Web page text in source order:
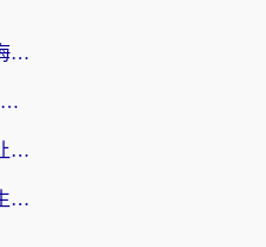
国外可以看央视影音吗知乎？海外党亲测有效的回国加速方案
海外党必看：选对“海外看电视剧软件”，再也不用愁国内剧刷不了
国外如何听国内音乐软件？别让地域限制，断了你的中文歌单
海外哪里能看奥运直播？留学生&海外华人必看的体育赛事观赛终极指南